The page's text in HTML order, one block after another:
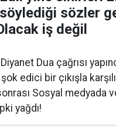
sözler
iş değil
Dua çağrısı
edici bir çıkışla
Sosyal medyada
yağdı!